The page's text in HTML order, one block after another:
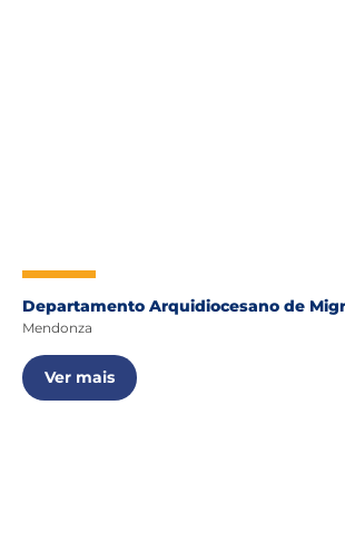
Departamento Arquidiocesano de
Mendonza
Ver mais